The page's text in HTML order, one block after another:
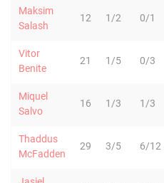
Maksim
Salash
12 1/2 0/1
Vitor
Benite
21 1/5 0/3
Miquel
Salvo
16 1/3 1/3
Thaddus
McFadden
29 3/5 6/12